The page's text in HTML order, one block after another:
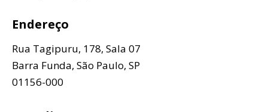
Endereço
Rua Tagipuru, 178, Sala 07
Barra Funda, São Paulo, SP
01156-000